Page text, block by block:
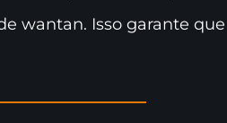
wantan. Isso garante